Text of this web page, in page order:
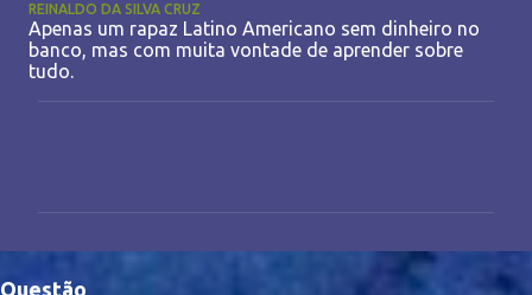
REINALDO DA SILVA CRUZ
Apenas um rapaz Latino Americano sem dinheiro no
banco, mas com muita vontade de aprender sobre
tudo.
Questão